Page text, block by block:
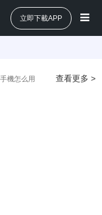
立即下載APP
查看更多 >
機怎么用